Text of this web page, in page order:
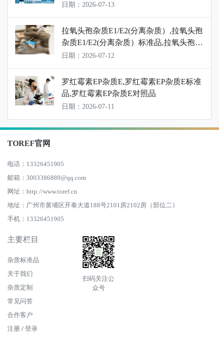
日期：2026-07-13
拉氧头孢杂质E1/E2(分离杂质）,拉氧头孢
杂质E1/E2(分离杂质）标准品,拉氧头孢杂
质E1/E2(分离杂质）对照品
日期：2026-07-12
罗红霉素EP杂质E,罗红霉素EP杂质E标准
品,罗红霉素EP杂质E对照品
日期：2026-07-11
TOREF官网
电话：13326451905
邮箱：3003386889@qq.com
网址：http://www.toref.cn
地址：广州市黄埔区开泰大道188号2101房2102房（部位二）
手机：13326451905
主要栏目
杂质标准品
关于我们
杂质定制
常见问答
合作客户
注册 / 登录
扫码关注公
众号